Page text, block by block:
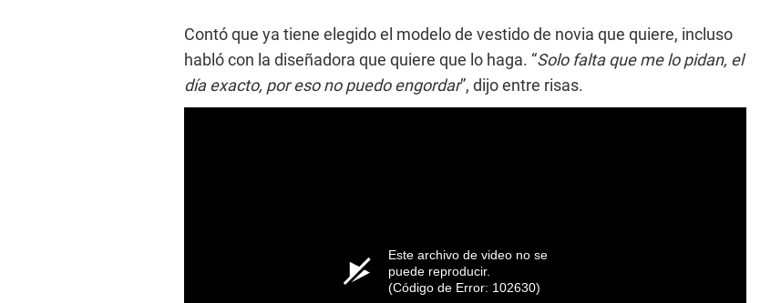
Contó que ya tiene elegido el modelo de vestido de novia que quiere, incluso
habló con la diseñadora que quiere que lo haga. “Solo falta que me lo pidan, el
día exacto, por eso no puedo engordar”, dijo entre risas.
Este archivo de video no se
puede reproducir.
(Código de Error: 102630)